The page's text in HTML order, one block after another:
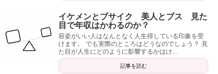
イケメンとブサイク 美人とブス 見た
目で年収はかわるのか？
容姿がいい人はなんとなく人生得している印象を受
けます。 でも実際のところはどうなのでしょう？ 見
た目が人生にどのように影響するかはけ...
記事を読む